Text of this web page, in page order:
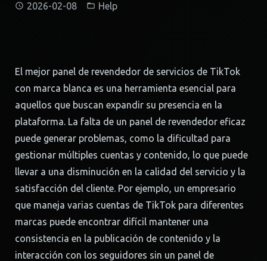
2026-02-08 Help
El mejor panel de revendedor de servicios de TikTok
con marca blanca es una herramienta esencial para
aquellos que buscan expandir su presencia en la
plataforma. La falta de un panel de revendedor eficaz
puede generar problemas, como la dificultad para
gestionar múltiples cuentas y contenido, lo que puede
llevar a una disminución en la calidad del servicio y la
satisfacción del cliente. Por ejemplo, un empresario
que maneja varias cuentas de TikTok para diferentes
marcas puede encontrar difícil mantener una
consistencia en la publicación de contenido y la
interacción con los seguidores sin un panel de